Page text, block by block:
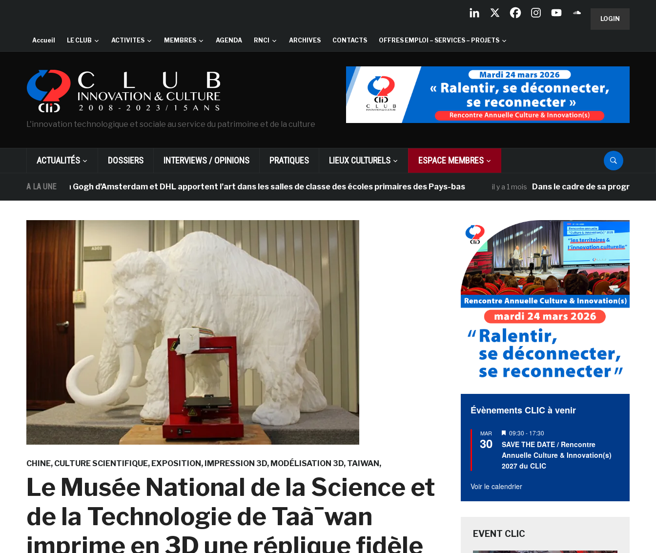
LOGIN
Accueil LE CLUB ACTIVITES MEMBRES AGENDA RNCI ARCHIVES CONTACTS OFFRES EMPLOI – SERVICES – PROJETS
L'innovation technologique et sociale au service du patrimoine et de la culture
ACTUALITÉS DOSSIERS INTERVIEWS / OPINIONS PRATIQUES LIEUX CULTURELS ESPACE MEMBRES
A LA UNE
Van Gogh d’Amsterdam et DHL apportent l’art dans les salles de classe des écoles primaires des Pays-bas il y a 1 mois Dans le cadre de sa programmation
CHINE CULTURE SCIENTIFIQUE EXPOSITION IMPRESSION 3D MODÉLISATION 3D TAIWAN
Le Musée National de la Science et
de la Technologie de Taà¯wan
imprime en 3D une réplique fidèle
Évènements CLIC à venir
MAR
30
Mis
en
avant
09:30 - 17:30
SAVE THE DATE / Rencontre
Annuelle Culture & Innovation(s)
2027 du CLIC
Voir le calendrier
EVENT CLIC